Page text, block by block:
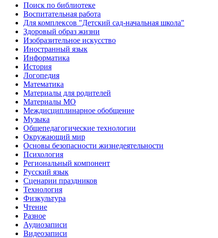
Поиск по библиотеке
Воспитательная работа
Для комплексов "Детский сад-начальная школа"
Здоровый образ жизни
Изобразительное искусство
Иностранный язык
Информатика
История
Логопедия
Математика
Материалы для родителей
Материалы МО
Междисциплинарное обобщение
Музыка
Общепедагогические технологии
Окружающий мир
Основы безопасности жизнедеятельности
Психология
Региональный компонент
Русский язык
Сценарии праздников
Технология
Физкультура
Чтение
Разное
Аудиозаписи
Видеозаписи